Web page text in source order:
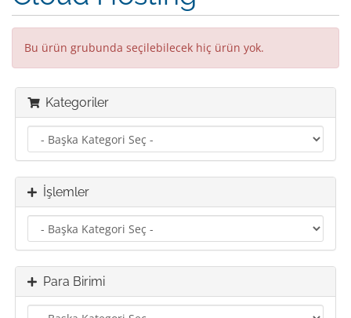
Bu ürün grubunda seçilebilecek hiç ürün yok.
Kategoriler
İşlemler
Para Birimi